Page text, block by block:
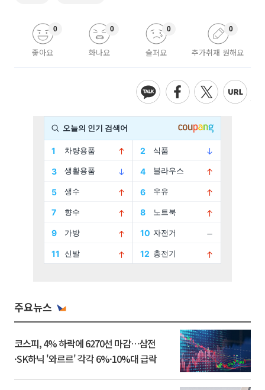
좋아요
0
화나요
0
슬퍼요
0
추가취재 원해요
0
주요뉴스
코스피, 4% 하락에 6270선 마감…삼전
·SK하닉 '와르르' 각각 6%·10%대 급락